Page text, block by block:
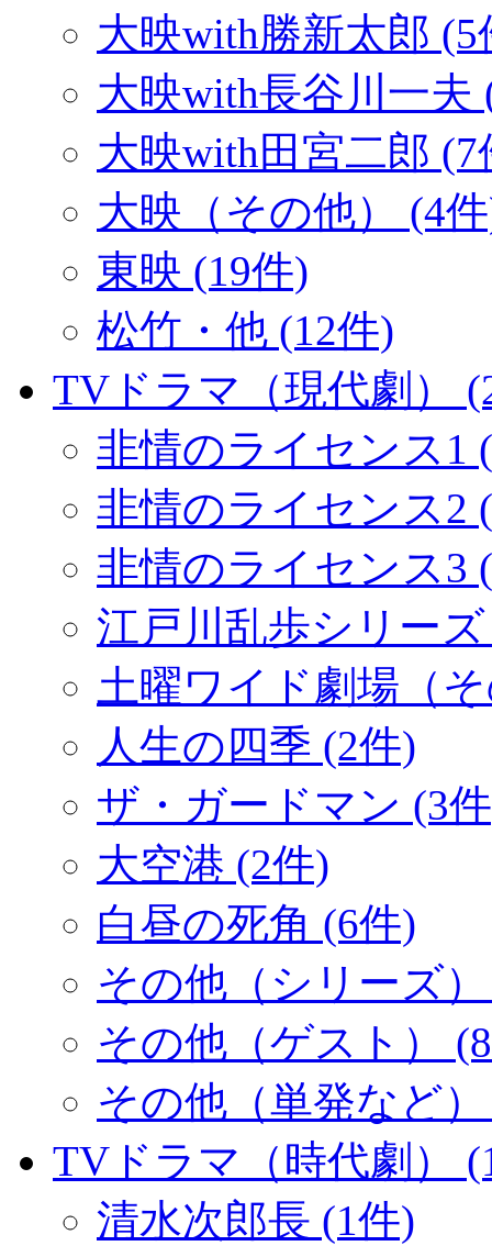
大映with勝新太郎 (5
大映with長谷川一夫
大映with田宮二郎 (7
大映（その他） (4
東映 (19件)
松竹・他 (12件)
TVドラマ（現代劇）
非情のライセンス1
非情のライセンス2
非情のライセンス3
江戸川乱歩シリー
土曜ワイド劇場（
人生の四季 (2件)
ザ・ガードマン (3
大空港 (2件)
白昼の死角 (6件)
その他（シリーズ
その他（ゲスト）
その他（単発など
TVドラマ（時代劇）
清水次郎長 (1件)